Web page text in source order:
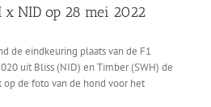
NID
28
mei
2022
x NID op 28 mei 2022
de eindkeuring plaats van de F1
uit Bliss (NID) en Timber (SWH) de
op de foto van de hond voor het